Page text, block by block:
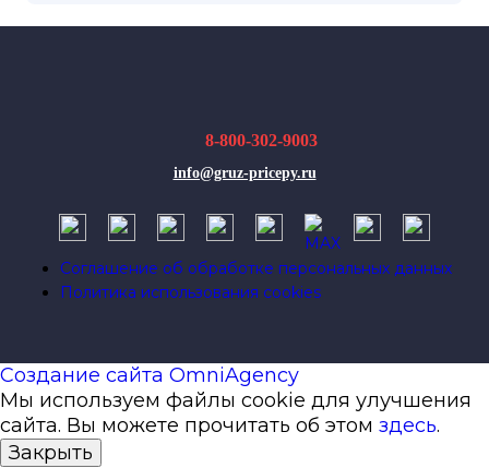
8-800-302-9003
info@gruz-pricepy.ru
Соглашение об обработке персональных данных
Политика использования cookies
Создание сайта OmniAgency
Мы используем файлы cookie для улучшения
сайта. Вы можете прочитать об этом здесь.
Закрыть